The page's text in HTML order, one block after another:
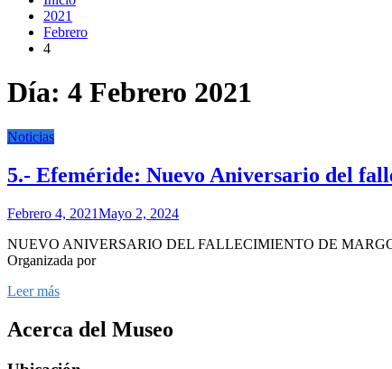
2021
Febrero
4
Día: 4 Febrero 2021
Noticias
5.- Efeméride: Nuevo Aniversario del
Febrero 4, 2021Mayo 2, 2024
NUEVO ANIVERSARIO DEL FALLECIMIENTO DE
Organizada por
Leer más
Acerca del Museo